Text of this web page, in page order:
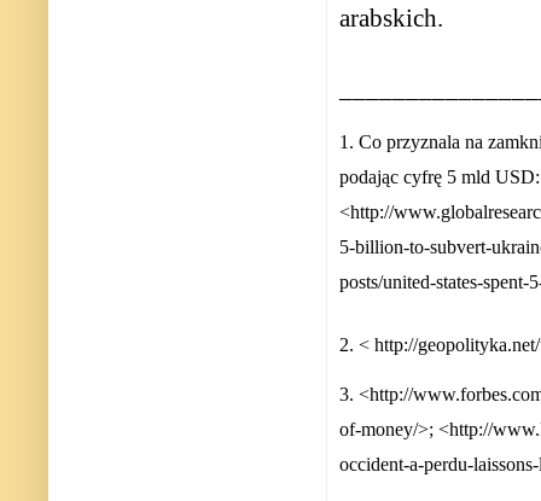
arabskich.
1. Co przyznala na
podając cyfrę 5 mld
<http://
5-billion-to-subvert-
posts/united-states-
2. < http://
3. <http://
of-money/>; <http://
occident-a-perdu-